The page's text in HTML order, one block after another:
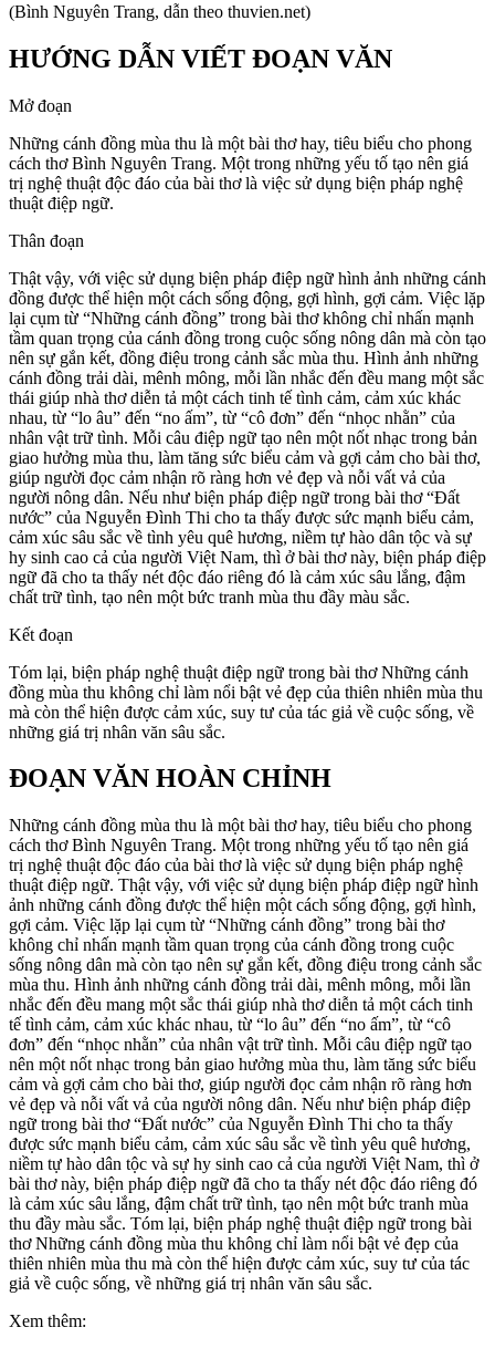
(Bình Nguyên Trang, dẫn theo thuvien.net)
HƯỚNG DẪN VIẾT ĐOẠN VĂN
Mở đoạn
Những cánh đồng mùa thu là một bài thơ hay, tiêu biểu cho phong
cách thơ Bình Nguyên Trang. Một trong những yếu tố tạo nên giá
trị nghệ thuật độc đáo của bài thơ là việc sử dụng biện pháp nghệ
thuật điệp ngữ.
Thân đoạn
Thật vậy, với việc sử dụng biện pháp điệp ngữ hình ảnh những cánh
đồng được thể hiện một cách sống động, gợi hình, gợi cảm. Việc lặp
lại cụm từ “Những cánh đồng” trong bài thơ không chỉ nhấn mạnh
tầm quan trọng của cánh đồng trong cuộc sống nông dân mà còn tạo
nên sự gắn kết, đồng điệu trong cảnh sắc mùa thu. Hình ảnh những
cánh đồng trải dài, mênh mông, mỗi lần nhắc đến đều mang một sắc
thái giúp nhà thơ diễn tả một cách tinh tế tình cảm, cảm xúc khác
nhau, từ “lo âu” đến “no ấm”, từ “cô đơn” đến “nhọc nhằn” của
nhân vật trữ tình. Mỗi câu điệp ngữ tạo nên một nốt nhạc trong bản
giao hưởng mùa thu, làm tăng sức biểu cảm và gợi cảm cho bài thơ,
giúp người đọc cảm nhận rõ ràng hơn vẻ đẹp và nỗi vất vả của
người nông dân. Nếu như biện pháp điệp ngữ trong bài thơ “Đất
nước” của Nguyễn Đình Thi cho ta thấy được sức mạnh biểu cảm,
cảm xúc sâu sắc về tình yêu quê hương, niềm tự hào dân tộc và sự
hy sinh cao cả của người Việt Nam, thì ở bài thơ này, biện pháp điệp
ngữ đã cho ta thấy nét độc đáo riêng đó là cảm xúc sâu lắng, đậm
chất trữ tình, tạo nên một bức tranh mùa thu đầy màu sắc.
Kết đoạn
Tóm lại, biện pháp nghệ thuật điệp ngữ trong bài thơ Những cánh
đồng mùa thu không chỉ làm nổi bật vẻ đẹp của thiên nhiên mùa thu
mà còn thể hiện được cảm xúc, suy tư của tác giả về cuộc sống, về
những giá trị nhân văn sâu sắc.
ĐOẠN VĂN HOÀN CHỈNH
Những cánh đồng mùa thu là một bài thơ hay, tiêu biểu cho phong
cách thơ Bình Nguyên Trang. Một trong những yếu tố tạo nên giá
trị nghệ thuật độc đáo của bài thơ là việc sử dụng biện pháp nghệ
thuật điệp ngữ. Thật vậy, với việc sử dụng biện pháp điệp ngữ hình
ảnh những cánh đồng được thể hiện một cách sống động, gợi hình,
gợi cảm. Việc lặp lại cụm từ “Những cánh đồng” trong bài thơ
không chỉ nhấn mạnh tầm quan trọng của cánh đồng trong cuộc
sống nông dân mà còn tạo nên sự gắn kết, đồng điệu trong cảnh sắc
mùa thu. Hình ảnh những cánh đồng trải dài, mênh mông, mỗi lần
nhắc đến đều mang một sắc thái giúp nhà thơ diễn tả một cách tinh
tế tình cảm, cảm xúc khác nhau, từ “lo âu” đến “no ấm”, từ “cô
đơn” đến “nhọc nhằn” của nhân vật trữ tình. Mỗi câu điệp ngữ tạo
nên một nốt nhạc trong bản giao hưởng mùa thu, làm tăng sức biểu
cảm và gợi cảm cho bài thơ, giúp người đọc cảm nhận rõ ràng hơn
vẻ đẹp và nỗi vất vả của người nông dân. Nếu như biện pháp điệp
ngữ trong bài thơ “Đất nước” của Nguyễn Đình Thi cho ta thấy
được sức mạnh biểu cảm, cảm xúc sâu sắc về tình yêu quê hương,
niềm tự hào dân tộc và sự hy sinh cao cả của người Việt Nam, thì ở
bài thơ này, biện pháp điệp ngữ đã cho ta thấy nét độc đáo riêng đó
là cảm xúc sâu lắng, đậm chất trữ tình, tạo nên một bức tranh mùa
thu đầy màu sắc. Tóm lại, biện pháp nghệ thuật điệp ngữ trong bài
thơ Những cánh đồng mùa thu không chỉ làm nổi bật vẻ đẹp của
thiên nhiên mùa thu mà còn thể hiện được cảm xúc, suy tư của tác
giả về cuộc sống, về những giá trị nhân văn sâu sắc.
Xem thêm: